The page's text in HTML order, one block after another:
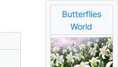
Butterflies
World